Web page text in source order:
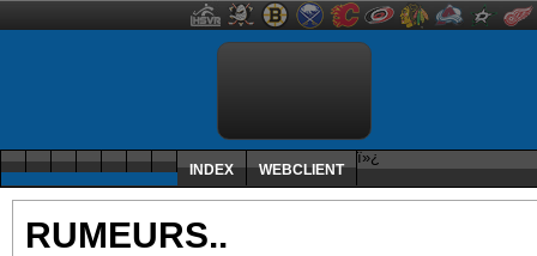
ï»¿
INDEX WEBCLIENT
RUMEURS..